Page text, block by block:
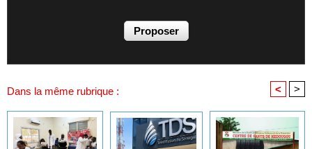
Dans la même rubrique : < >